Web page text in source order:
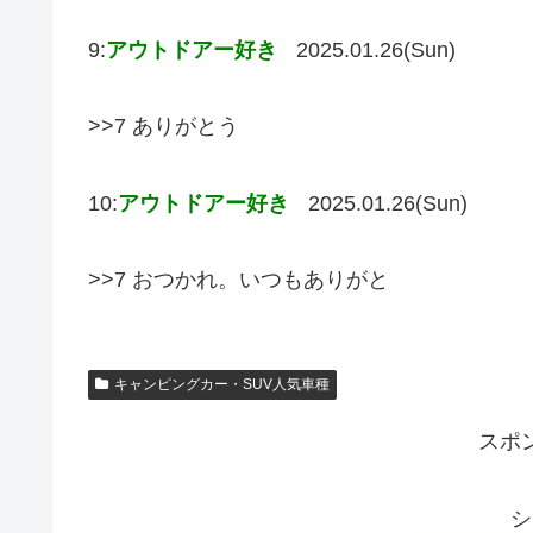
9:アウトドアー好き 2025.01.26(Sun)
>>7 ありがとう
10:アウトドアー好き 2025.01.26(Sun)
>>7 おつかれ。いつもありがと
キャンピングカー・SUV人気車種
スポ